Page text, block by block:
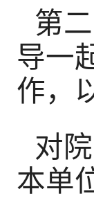
第
导一
作，
对
本单